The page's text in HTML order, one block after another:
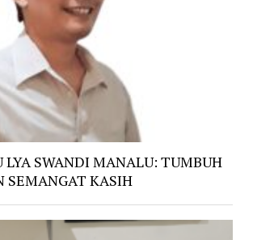
LYA SWANDI MANALU: TUMBUH
SEMANGAT KASIH